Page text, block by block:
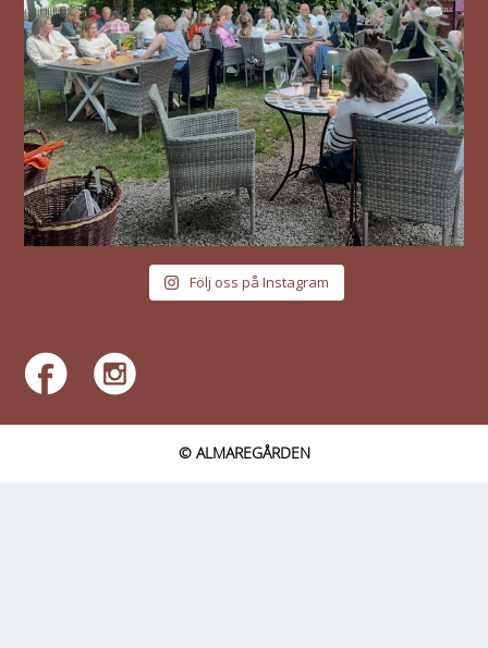
Följ oss på Instagram
© ALMAREGÅRDEN